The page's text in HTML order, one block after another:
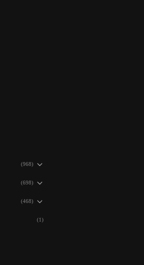
(968)
(698)
(468)
(1)